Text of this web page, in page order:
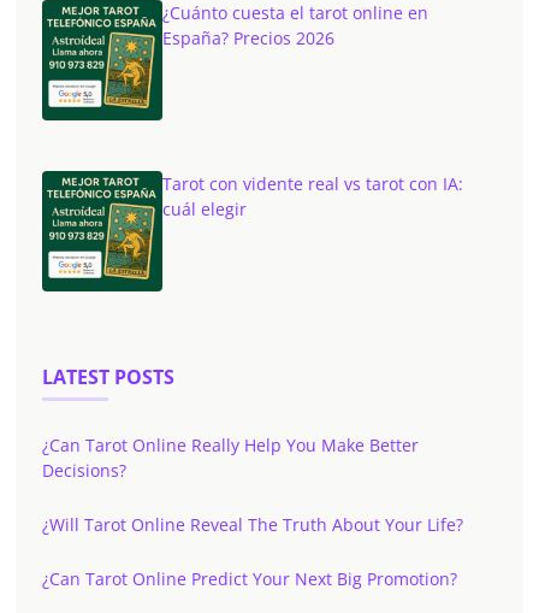
¿Cuánto cuesta el tarot online en
España? Precios 2026
Tarot con vidente real vs tarot con IA:
cuál elegir
LATEST POSTS
¿Can Tarot Online Really Help You Make Better
Decisions?
¿Will Tarot Online Reveal The Truth About Your Life?
¿Can Tarot Online Predict Your Next Big Promotion?